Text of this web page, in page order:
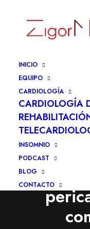
INICIO
EQUIPO
CARDIOLOGÍA
CARDIOLOGÍA
INSOMNIO
PODCAST
BLOG
CONTACTO